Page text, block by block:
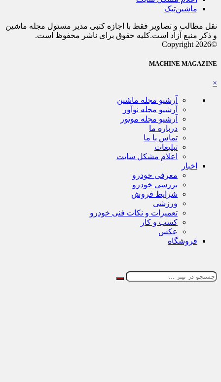
ماشین‌تیک
نقل مطالب و تصاویر فقط با اجازه کتبی مدیر مسئول مجله ماشین
و ذکر منبع آزاد است.کلیه حقوق برای ناشر محفوظ است.
©Copyright 2026
MACHINE MAGAZINE
×
آرشیو مجله ماشین
آرشیو مجله نوآور
آرشیو مجله موتور
درباره ما
تماس با ما
تبلیغات
اعلام مشکل سایت
اخبار
معرفی خودرو
بررسی خودرو
شرایط فروش
ورزشی
تعمیرات و نکات فنی خودرو
کسب و کار
عکس
فروشگاه